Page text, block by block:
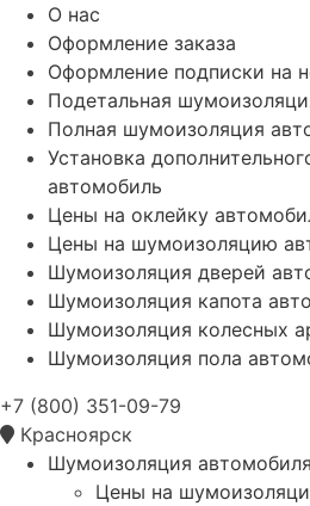
О нас
Оформление заказа
Оформление подписки на
Подетальная
Полная шумоизоляция
Установка
автомобиль
Цены на оклейку
Цены на шумоизоляцию
Шумоизоляция дверей
Шумоизоляция капота
Шумоизоляция колесных
Шумоизоляция пола
+7 (800) 351-09-79
Красноярск
Шумоизоляция автомобиля
Цены на